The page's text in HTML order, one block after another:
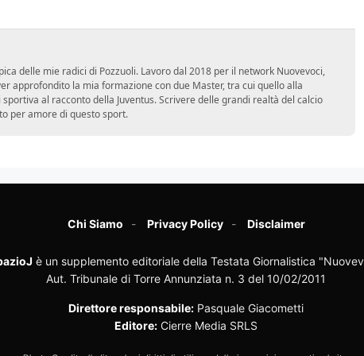
delle mie radici di Pozzuoli. Lavoro dal 2018 per il network Nuovevoci,
approfondito la mia formazione con due Master, tra cui quello alla
al racconto della Juventus. Scrivere delle grandi realtà del calcio
per amore di questo sport.
Chi Siamo Privacy Policy Disclaimer
è un supplemento editoriale della Testata Giornalistica
Aut. Tribunale di Torre Annunziata n. 3 del 10/02/2011
Direttore responsabile: Pasquale Giacometti
Editore: Cierre Media SRLS